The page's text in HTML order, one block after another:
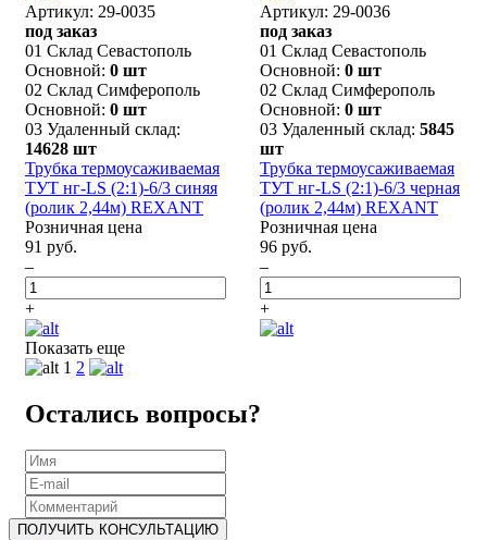
Артикул: 29-0035
под заказ
01 Склад Севастополь
Основной: 0 шт
02 Склад Симферополь
Основной: 0 шт
03 Удаленный склад:
14628 шт
Трубка термоусаживаемая
ТУТ нг-LS (2:1)-6/3 синяя
(ролик 2,44м) REXANT
Розничная цена
91 руб.
–
+
Артикул: 29-0036
под заказ
01 Склад Севастополь
Основной: 0 шт
02 Склад Симферополь
Основной: 0 шт
03 Удаленный склад: 5845
шт
Трубка термоусаживаемая
ТУТ нг-LS (2:1)-6/3 черная
(ролик 2,44м) REXANT
Розничная цена
96 руб.
–
+
Показать еще
1 2
Остались вопросы?
ПОЛУЧИТЬ КОНСУЛЬТАЦИЮ